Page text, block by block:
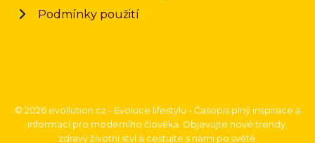
Podmínky použití
© 2026 evollution.cz - Evoluce lifestylu - Časopis plný inspirace a
informací pro moderního člověka. Objevujte nové trendy,
zdravý životní styl a cestujte s námi po světě.